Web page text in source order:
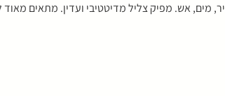
מים, אש. מפיק צליל מדיטטיבי ועדין. מתאים